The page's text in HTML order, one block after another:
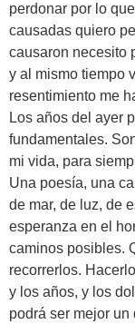
perdonar por lo
causadas quiero
causaron necesito
y al mismo tiempo
resentimiento me
Los años del ayer
fundamentales.
mi vida, para
Una poesía, una
de mar, de luz, de
esperanza en el
caminos posibles.
recorrerlos.
y los años, y los
podrá ser mejor